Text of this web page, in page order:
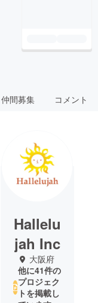
仲間募集 コメント
Hallelu
jah Inc
大阪府
他に41件の
プロジェク
トを掲載し